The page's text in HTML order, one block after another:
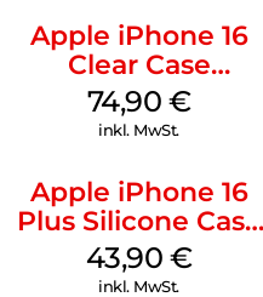
Apple iPhone 16
Clear Case
MagSafe
Transparent
74,90 €
inkl. MwSt.
Apple iPhone 16
Plus Silicone Case
MagSafe Black
43,90 €
inkl. MwSt.